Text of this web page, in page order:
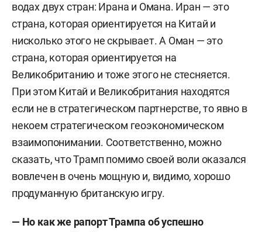
водах двух стран: Ирана и Омана. Иран — это
страна, которая ориентируется на Китай и
нисколько этого не скрывает. А Оман — это
страна, которая ориентируется на
Великобританию и тоже этого не стесняется.
При этом Китай и Великобритания находятся
если не в стратегическом партнерстве, то явно в
некоем стратегическом геоэкономическом
взаимопонимании. Соответственно, можно
сказать, что Трамп помимо своей воли оказался
вовлечен в очень мощную и, видимо, хорошо
продуманную британскую игру.
— Но как же рапорт Трампа об успешно